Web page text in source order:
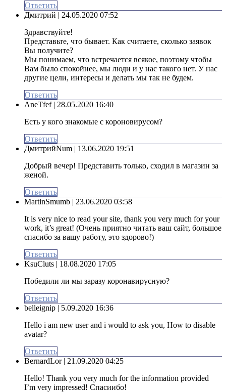
Ответить
Дмитрий | 24.05.2020 07:52
Здравствуйте!
Представьте, что бывает. Как считаете, сколько заявок
Вы получите?
Мы понимаем, что встречается всякое, поэтому чтобы
Вам было спокойнее, мы люди и у нас такого нет. У нас
другие цели, интересы и делать мы так не будем.
Ответить
AneTfef | 28.05.2020 16:40
Есть у кого знакомые с короновирусом?
Ответить
ДмитрийNum | 13.06.2020 19:51
Добрый вечер! Представить только, сходил в магазин за
женой.
Ответить
MartinSmumb | 23.06.2020 03:58
It is very nice to read your site, thank you very much for your
work, it’s great! (Очень приятно читать ваш сайт, большое
спасибо за вашу работу, это здорово!)
Ответить
KsuCluts | 18.08.2020 17:05
Победили ли мы заразу коронавирусную?
Ответить
belleignip | 5.09.2020 16:36
Hello i am new user and i would to ask you, How to disable
avatar?
Ответить
BernardLor | 21.09.2020 04:25
Hello! Thank you very much for the information provided
I’m very impressed! Спасиибо!